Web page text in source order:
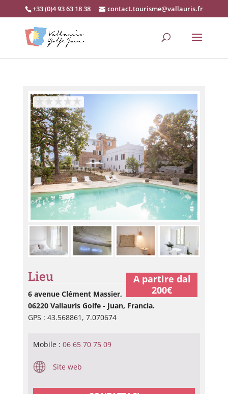
+33 (0)4 93 63 18 38 contact.tourisme@vallauris.fr
A partire dal
200€
Lieu
6 avenue Clément Massier,
06220 Vallauris Golfe - Juan, Francia.
GPS : 43.568861, 7.070674
Mobile : 06 65 70 75 09
Site web